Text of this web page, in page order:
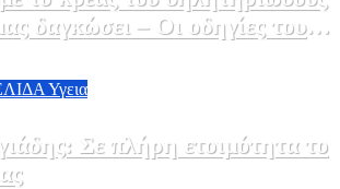
δαγκώσει – Οι οδηγίες του
Υγεια
Σε πλήρη ετοιμότητα το